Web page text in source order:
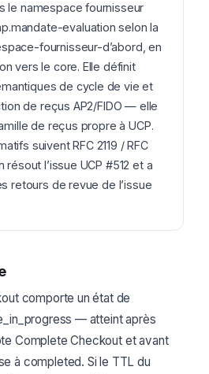
le namespace fournisseur
evaluation selon la
fournisseur-d’abord, en
vers le core. Elle définit
de cycle de vie et
de reçus AP2/FIDO — elle
de reçus propre à UCP.
suivent RFC 2119 / RFC
résout l’issue UCP #512 et a
retours de revue de l’issue
comporte un état de
— atteint après
Complete Checkout et avant
à completed. Si le TTL du